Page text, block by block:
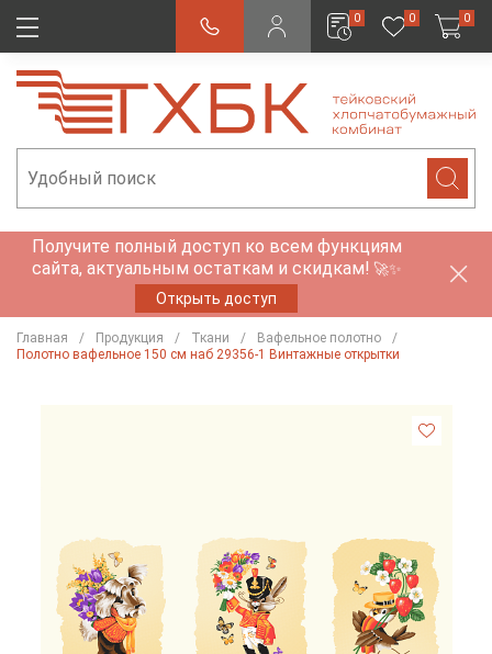
0 0 0
Получите полный доступ ко всем функциям
сайта, актуальным остаткам и скидкам! 🚀✨
Открыть доступ
Главная Продукция Ткани
Вафельное полотно
Полотно вафельное 150 см наб 29356-1 Винтажные открытки